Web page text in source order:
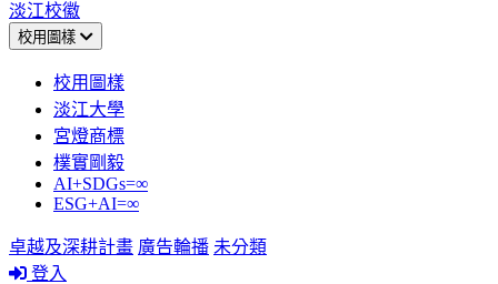
淡江校徽
校用圖樣
校用圖樣
淡江大學
宮燈商標
樸實剛毅
AI+SDGs=∞
ESG+AI=∞
卓越及深耕計畫 廣告輪播 未分類
登入